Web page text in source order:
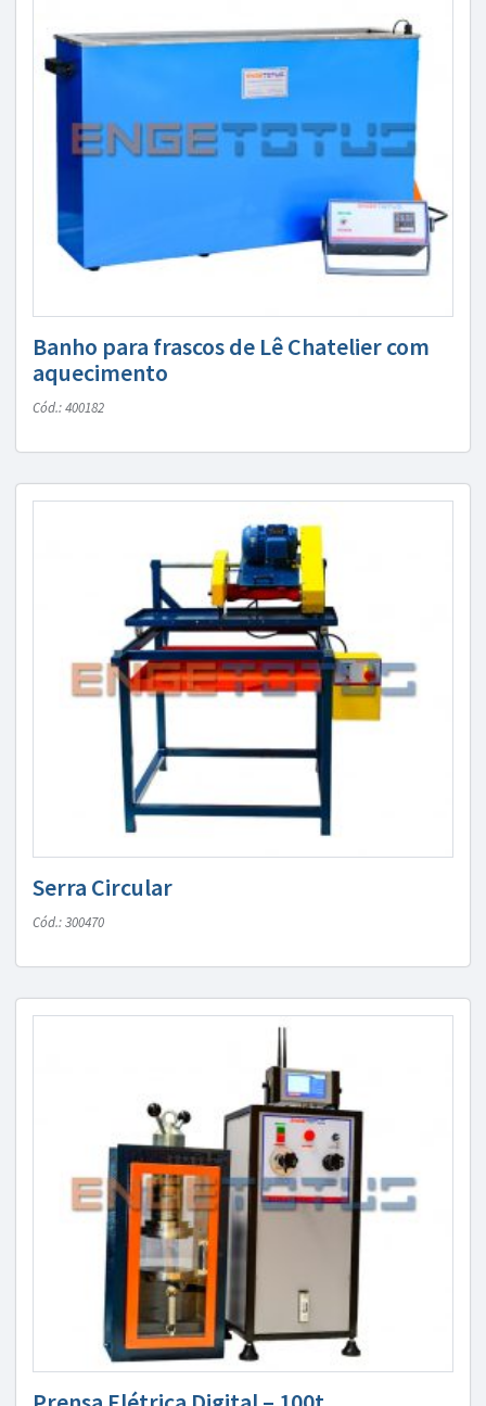
Banho para frascos de Lê Chatelier com
aquecimento
Cód.: 400182
Serra Circular
Cód.: 300470